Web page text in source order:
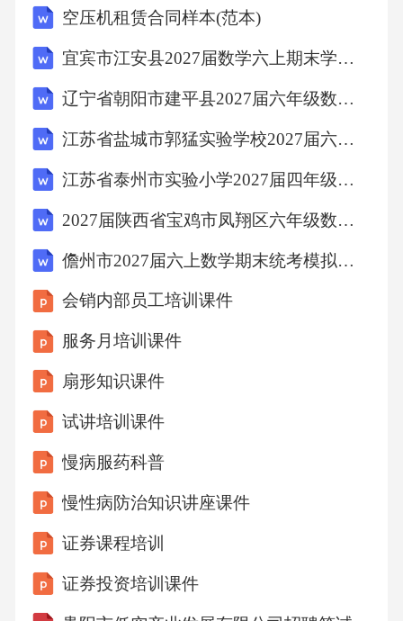
空压机租赁合同样本(范本)
宜宾市江安县2027届数学六上期末学业质量监测模拟试题含解析
辽宁省朝阳市建平县2027届六年级数学第一学期期末考试试题含解析
江苏省盐城市郭猛实验学校2027届六年级数学第一学期期末学业质量监测模拟试题含解析
江苏省泰州市实验小学2027届四年级数学第一学期期末监测试题含解析
2027届陕西省宝鸡市凤翔区六年级数学第一学期期末学业水平测试模拟试题含解析
儋州市2027届六上数学期末统考模拟试题含解析
会销内部员工培训课件
服务月培训课件
扇形知识课件
试讲培训课件
慢病服药科普
慢性病防治知识讲座课件
证券课程培训
证券投资培训课件